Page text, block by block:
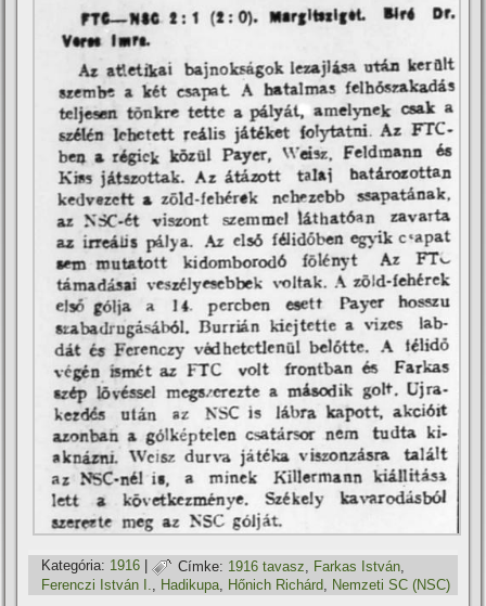
Kategória: 1916 | Címke: 1916 tavasz Farkas István
Ferenczi István I., Hadikupa, Hőnich Richárd, Nemzeti SC (NSC)